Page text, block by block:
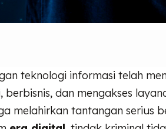
teknologi informasi telah
berbisnis, dan mengakses
melahirkan tantangan serius